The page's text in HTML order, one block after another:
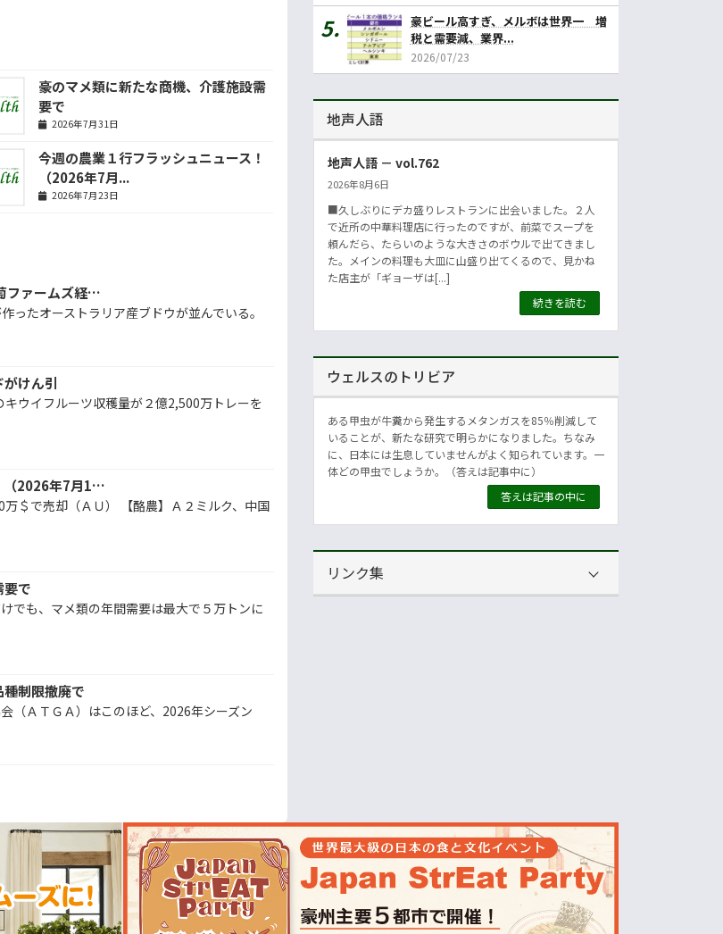
豪のマメ類に新たな商機、介護施設需
要で
2026年7月31日
今週の農業１行フラッシュニュース！
（2026年7月...
2026年7月23日
豪の高品質ブドウ、日本の店頭へ 葡萄ファームズ経営者 松崎絢子さんインタビュー
ったオーストラリア産ブドウが並んでいる。
けん引
ウイフルーツ収穫量が２億2,500万トレーを
今週の農業１行フラッシュニュース！（2026年7月10日）
万＄で売却（ＡＵ） 【酪農】Ａ２ミルク、中国
要で
でも、マメ類の年間需要は最大で５万トンに
制限撤廃で
（ＡＴＧＡ）はこのほど、2026年シーズン
豪ビール高すぎ、メルボは世界一 増
税と需要減、業界...
2026/07/23
地声人語
地声人語 － vol.762
2026年8月6日
■久しぶりにデカ盛りレストランに出会いました。２人
で近所の中華料理店に行ったのですが、前菜でスープを
頼んだら、たらいのような大きさのボウルで出てきまし
た。メインの料理も大皿に山盛り出てくるので、見かね
た店主が「ギョーザは[...]
続きを読む
ウェルスのトリビア
ある甲虫が牛糞から発生するメタンガスを85％削減して
いることが、新たな研究で明らかになりました。ちなみ
に、日本には生息していませんがよく知られています。一
体どの甲虫でしょうか。（答えは記事中に）
答えは記事の中に
リンク集
農業
ABARES=オーストラリア農業資源経
済・科学局
天気